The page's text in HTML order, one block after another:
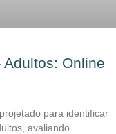
Online
para identificar
avaliando